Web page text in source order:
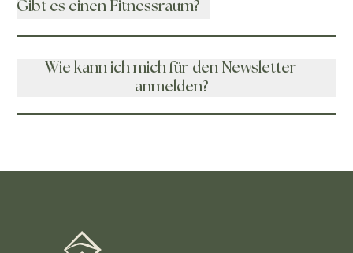
Gibt es einen Fitnessraum?
Wie kann ich mich für den Newsletter
anmelden?